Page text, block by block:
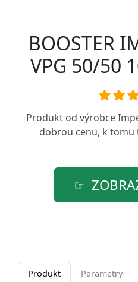
BOOSTER
VPG 50/50
Produkt od výrobce
dobrou cenu, k tomu
Produkt Parametry